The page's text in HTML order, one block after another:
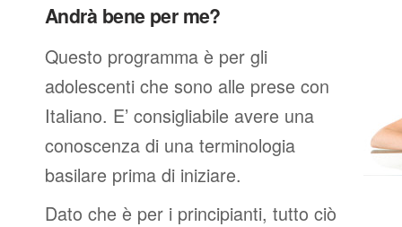
Andrà bene per me?
Questo programma è per gli
adolescenti che sono alle prese con
Italiano. E’ consigliabile avere una
conoscenza di una terminologia
basilare prima di iniziare.
Dato che è per i principianti, tutto ciò